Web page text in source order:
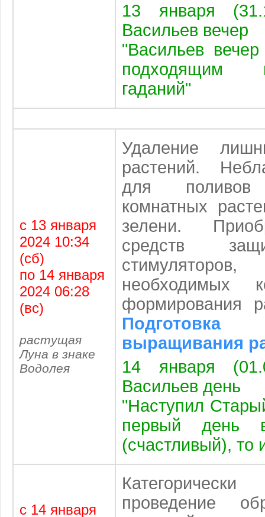
13 января
Васильев вечер
"Васильев
подходящим
гаданий"
с 13 января
2024 10:34
(сб)
по 14 января
2024 06:28
(вс)
растущая
Луна в знаке
Водолея
Удаление
растений.
для
комнатных
зелени.
средств
необходимых
формирования
выращивания
14 января
Васильев день
"Наступил
первый день
(счастливый), то
с 14 января
проведение